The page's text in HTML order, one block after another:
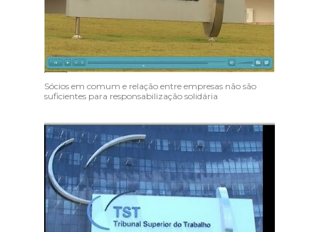
Sócios em comum e relação entre empresas não são
suficientes para responsabilização solidária